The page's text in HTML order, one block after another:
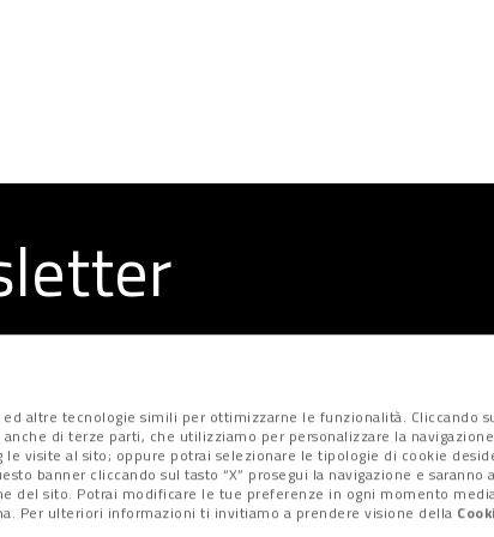
altre tecnologie simili per ottimizzarne le funzionalità. Cliccando su
di terze parti, che utilizziamo per personalizzare la
visite al sito; oppure potrai selezionare le tipologie di cookie
banner cliccando sul tasto “X” prosegui la navigazione e saranno
del sito. Potrai modificare le tue preferenze in ogni momento
Per ulteriori informazioni ti invitiamo a prendere visione della
Privacy